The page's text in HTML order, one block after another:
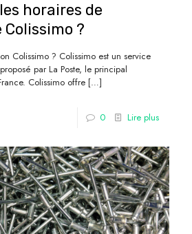
horaires de
?
Colissimo ? Colissimo est un service
par La Poste, le principal
Colissimo offre […]
0 Lire plus